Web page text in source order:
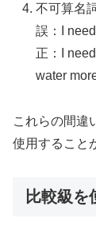
不可算名
誤：I
正：I
water
これらの間違
使用すること
比較級を